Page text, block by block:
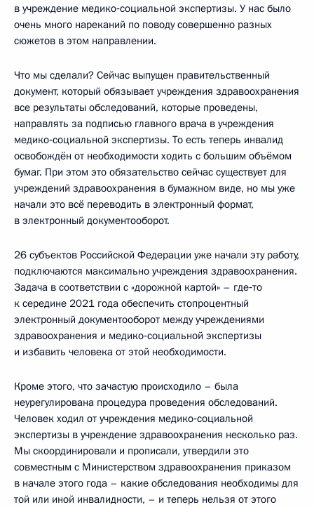
в учреждение медико‑социальной экспертизы. У нас было
очень много нареканий по поводу совершенно разных
сюжетов в этом направлении.
Что мы сделали? Сейчас выпущен правительственный
документ, который обязывает учреждения здравоохранения
все результаты обследований, которые проведены,
направлять за подписью главного врача в учреждения
медико‑социальной экспертизы. То есть теперь инвалид
освобождён от необходимости ходить с большим объёмом
бумаг. При этом это обязательство сейчас существует для
учреждений здравоохранения в бумажном виде, но мы уже
начали это всё переводить в электронный формат,
в электронный документооборот.
26 субъектов Российской Федерации уже начали эту работу,
подключаются максимально учреждения здравоохранения.
Задача в соответствии с «дорожной картой» – где‑то
к середине 2021 года обеспечить стопроцентный
электронный документооборот между учреждениями
здравоохранения и медико‑социальной экспертизы
и избавить человека от этой необходимости.
Кроме этого, что зачастую происходило – была
неурегулирована процедура проведения обследований.
Человек ходил от учреждения медико‑социальной
экспертизы в учреждение здравоохранения несколько раз.
Мы скоординировали и прописали, утвердили это
совместным с Министерством здравоохранения приказом
в начале этого года – какие обследования необходимы для
той или иной инвалидности, – и теперь нельзя от этого